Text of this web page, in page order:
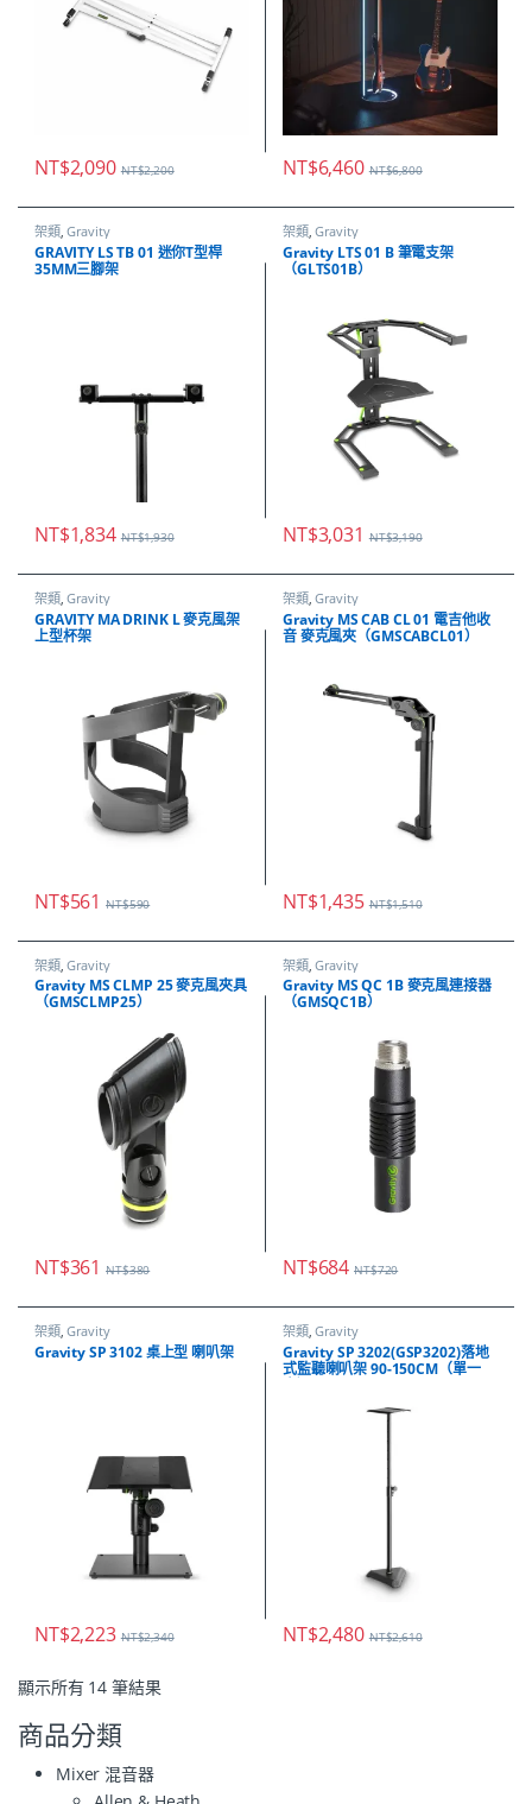
NT$2,090 NT$2,200 NT$6,460 NT$6,800
架類,Gravity
GRAVITY LS TB 01 迷你T型桿
35MM三腳架
NT$1,834 NT$1,930
架類,Gravity
Gravity LTS 01 B 筆電支架
（GLTS01B）
NT$3,031 NT$3,190
架類,Gravity
GRAVITY MA DRINK L 麥克風架
上型杯架
NT$561 NT$590
架類,Gravity
Gravity MS CAB CL 01 電吉他收
音 麥克風夾（GMSCABCL01）
NT$1,435 NT$1,510
架類,Gravity
Gravity MS CLMP 25 麥克風夾具
（GMSCLMP25）
NT$361 NT$380
架類,Gravity
Gravity MS QC 1B 麥克風連接器
（GMSQC1B）
NT$684 NT$720
架類,Gravity
Gravity SP 3102 桌上型 喇叭架
NT$2,223 NT$2,340
架類,Gravity
Gravity SP 3202(GSP3202)落地
式監聽喇叭架 90-150CM（單一
NT$2,480 NT$2,610
顯示所有 14 筆結果
商品分類
Mixer 混音器